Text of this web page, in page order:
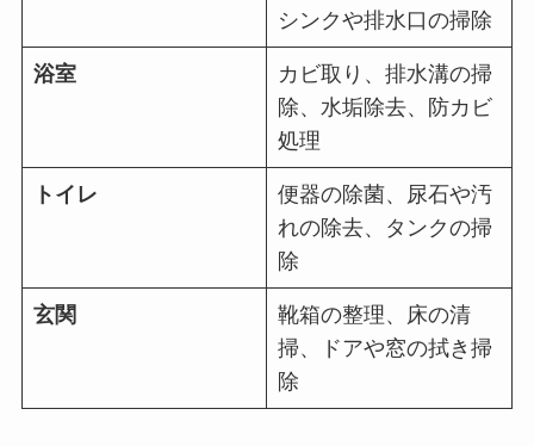
シンクや排水口の掃除
浴室
カビ取り、排水溝の掃
除、水垢除去、防カビ
処理
トイレ
便器の除菌、尿石や汚
れの除去、タンクの掃
除
玄関
靴箱の整理、床の清
掃、ドアや窓の拭き掃
除